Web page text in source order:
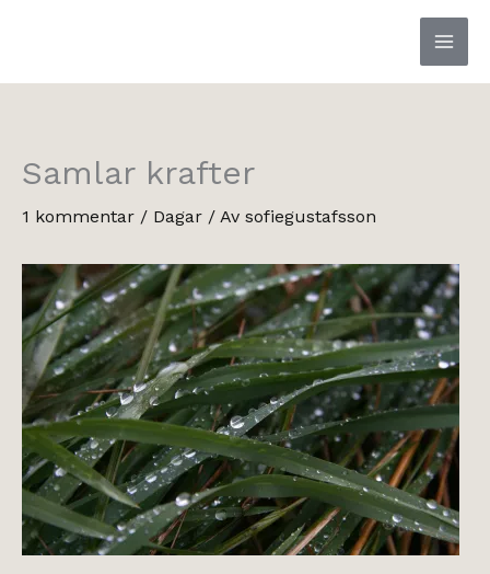
Samlar krafter
1 kommentar / Dagar / Av sofiegustafsson